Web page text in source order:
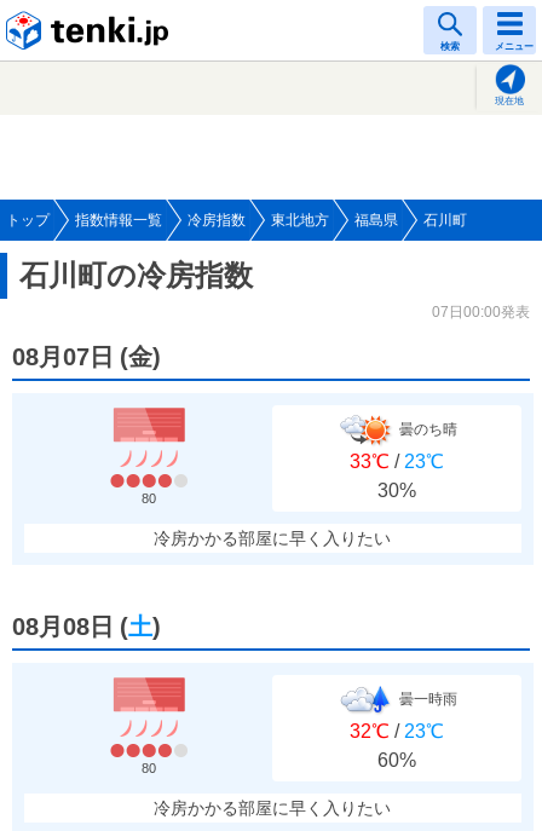
検索 メニュー
現在地
トップ 指数情報一覧 冷房指数 東北地方 福島県 石川町
石川町の冷房指数
07日00:00発表
08月07日 (金)
80
曇のち晴
33℃ / 23℃
30%
冷房かかる部屋に早く入りたい
08月08日 (土)
80
曇一時雨
32℃ / 23℃
60%
冷房かかる部屋に早く入りたい